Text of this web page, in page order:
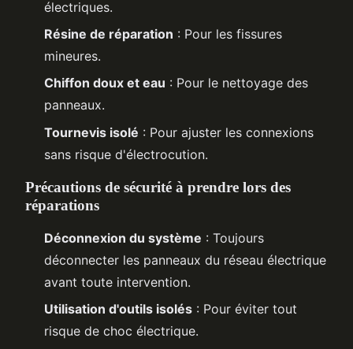
électriques.
Résine de réparation : Pour les fissures
mineures.
Chiffon doux et eau : Pour le nettoyage des
panneaux.
Tournevis isolé : Pour ajuster les connexions
sans risque d'électrocution.
Précautions de sécurité à prendre lors des
réparations
Déconnexion du système : Toujours
déconnecter les panneaux du réseau électrique
avant toute intervention.
Utilisation d'outils isolés : Pour éviter tout
risque de choc électrique.